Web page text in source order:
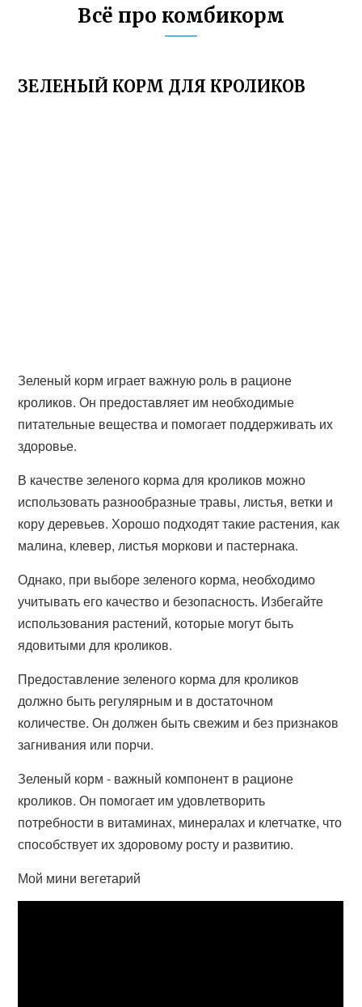
Всё про комбикорм
ЗЕЛЕНЫЙ КОРМ ДЛЯ КРОЛИКОВ
Зеленый корм играет важную роль в рационе
кроликов. Он предоставляет им необходимые
питательные вещества и помогает поддерживать их
здоровье.
В качестве зеленого корма для кроликов можно
использовать разнообразные травы, листья, ветки и
кору деревьев. Хорошо подходят такие растения, как
малина, клевер, листья моркови и пастернака.
Однако, при выборе зеленого корма, необходимо
учитывать его качество и безопасность. Избегайте
использования растений, которые могут быть
ядовитыми для кроликов.
Предоставление зеленого корма для кроликов
должно быть регулярным и в достаточном
количестве. Он должен быть свежим и без признаков
загнивания или порчи.
Зеленый корм - важный компонент в рационе
кроликов. Он помогает им удовлетворить
потребности в витаминах, минералах и клетчатке, что
способствует их здоровому росту и развитию.
Мой мини вегетарий